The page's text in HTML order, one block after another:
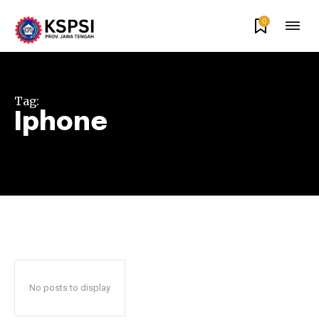
0
Tag:
Iphone
No posts to display